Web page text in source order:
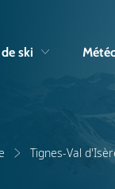
ski
Tignes-Val